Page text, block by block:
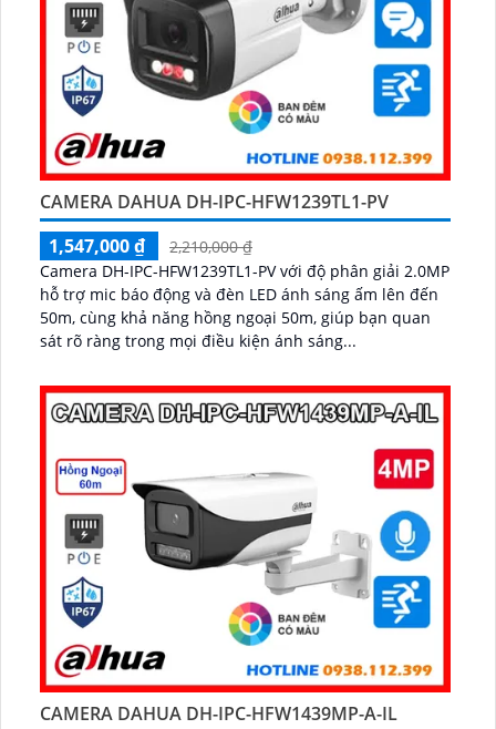
CAMERA DAHUA DH-IPC-HFW1239TL1-PV
1,547,000 ₫
2,210,000 ₫
Camera DH-IPC-HFW1239TL1-PV với độ phân giải 2.0MP
hỗ trợ mic báo động và đèn LED ánh sáng ấm lên đến
50m, cùng khả năng hồng ngoại 50m, giúp bạn quan
sát rõ ràng trong mọi điều kiện ánh sáng...
CAMERA DAHUA DH-IPC-HFW1439MP-A-IL